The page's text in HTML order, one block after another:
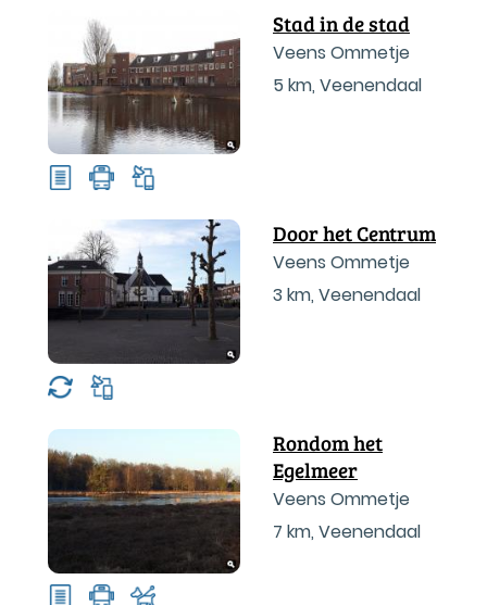
Stad in de stad
Veens Ommetje
5 km, Veenendaal
Door het Centrum
Veens Ommetje
3 km, Veenendaal
Rondom het
Egelmeer
Veens Ommetje
7 km, Veenendaal